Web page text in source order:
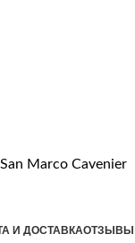
Marco Cavenier
И ДОСТАВКАОТЗЫВЫ